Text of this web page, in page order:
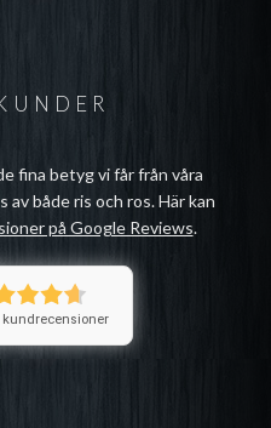
fina betyg vi får från våra
av både ris och ros. Här kan
på Google Reviews.
kundrecensioner